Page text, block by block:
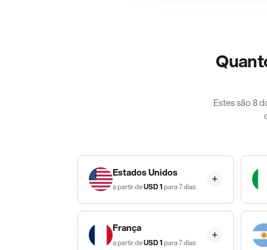
Estes são 8
Estados Unidos
a partir deUSD1para 7 dias
França
a partir deUSD1para 7 dias